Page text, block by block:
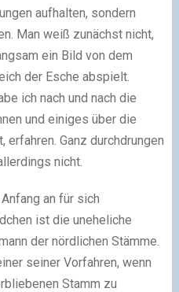
aufhalten, sondern
Man weiß zunächst nicht,
ein Bild von dem
der Esche abspielt.
ich nach und nach die
und einiges über die
Ganz durchdrungen
nicht.
an für sich
ist die uneheliche
der nördlichen Stämme.
seiner Vorfahren, wenn
Stamm zu